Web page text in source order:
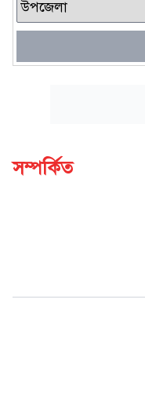
সম্পর্কিত